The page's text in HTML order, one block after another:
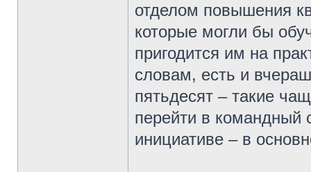
отделом повышения
которые могли бы
пригодится им на
словам, есть и
пятьдесят – такие
перейти в командный
инициативе – в